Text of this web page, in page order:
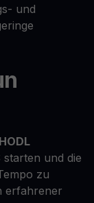
und
und die
zu
erfahrener